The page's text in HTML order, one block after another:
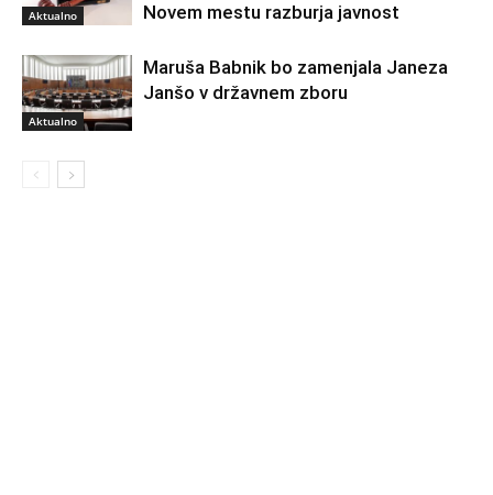
Aktualno
Novem mestu razburja javnost
Aktualno
Maruša Babnik bo zamenjala Janeza
Janšo v državnem zboru